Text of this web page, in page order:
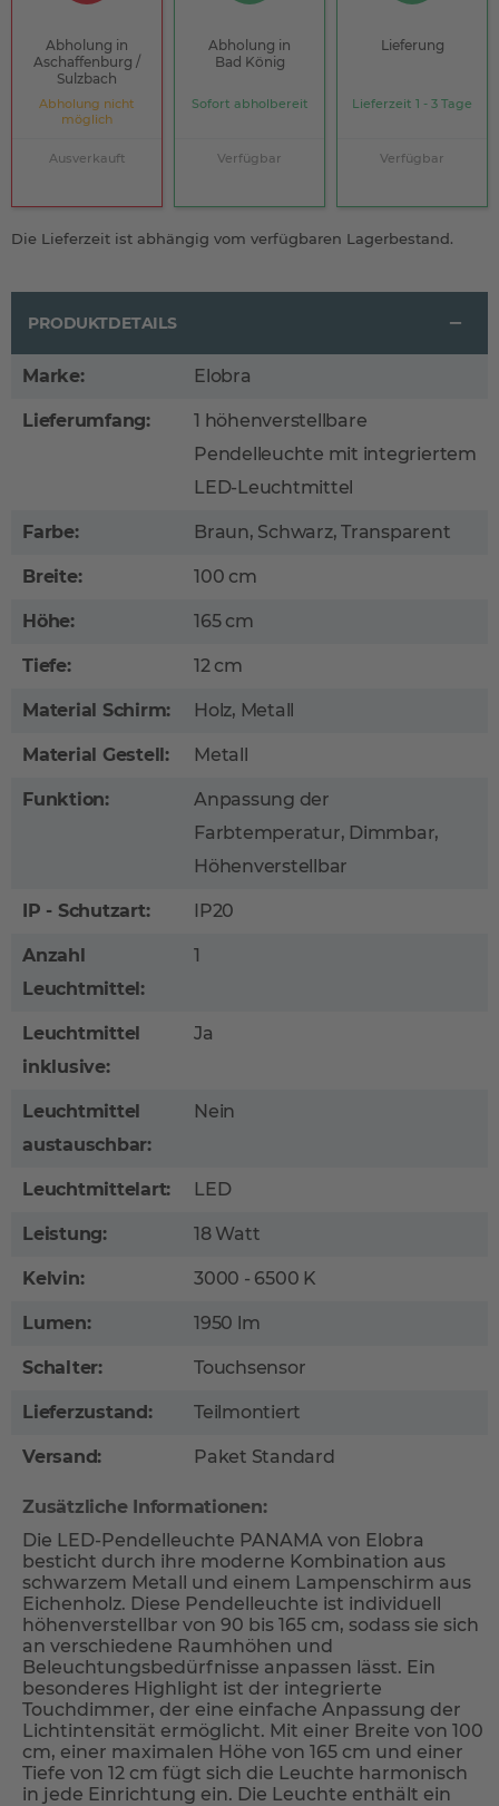
Abholung in
Aschaffenburg /
Sulzbach
Abholung nicht
möglich
Ausverkauft
Abholung in
Bad König
Sofort abholbereit
Verfügbar
Lieferung
Lieferzeit 1 - 3 Tage
Verfügbar
Die Lieferzeit ist abhängig vom verfügbaren Lagerbestand.
PRODUKTDETAILS
Marke: Elobra
Lieferumfang:
1 höhenverstellbare
Pendelleuchte mit integriertem
LED-Leuchtmittel
Farbe: Braun, Schwarz, Transparent
Breite: 100 cm
Höhe: 165 cm
Tiefe: 12 cm
Material Schirm: Holz, Metall
Material Gestell: Metall
Funktion:
Anpassung der
Farbtemperatur, Dimmbar,
Höhenverstellbar
IP - Schutzart: IP20
Anzahl
Leuchtmittel:
1
Leuchtmittel
inklusive:
Ja
Leuchtmittel
austauschbar:
Nein
Leuchtmittelart: LED
Leistung: 18 Watt
Kelvin: 3000 - 6500 K
Lumen: 1950 lm
Schalter: Touchsensor
Lieferzustand: Teilmontiert
Versand: Paket Standard
Zusätzliche Informationen:
Die LED-Pendelleuchte PANAMA von Elobra
besticht durch ihre moderne Kombination aus
schwarzem Metall und einem Lampenschirm aus
Eichenholz. Diese Pendelleuchte ist individuell
höhenverstellbar von 90 bis 165 cm, sodass sie sich
an verschiedene Raumhöhen und
Beleuchtungsbedürfnisse anpassen lässt. Ein
besonderes Highlight ist der integrierte
Touchdimmer, der eine einfache Anpassung der
Lichtintensität ermöglicht. Mit einer Breite von 100
cm, einer maximalen Höhe von 165 cm und einer
Tiefe von 12 cm fügt sich die Leuchte harmonisch
in jede Einrichtung ein. Die Leuchte enthält ein